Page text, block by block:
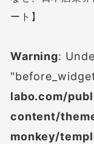
ート】
Warning:
labo.com/
content/
monkey/